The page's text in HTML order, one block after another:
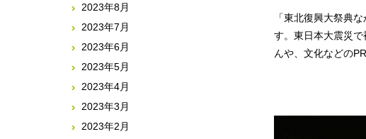
「東北復興大祭典
す。東日本大震災
んや、文化などの
2023年8月
2023年7月
2023年6月
2023年5月
2023年4月
2023年3月
2023年2月